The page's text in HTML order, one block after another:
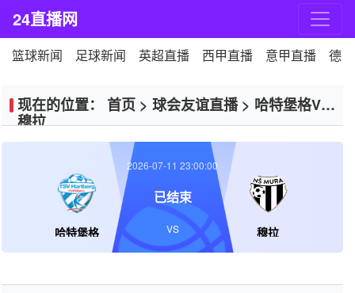
24直播网
篮球新闻 足球新闻 英超直播 西甲直播 意甲直播 德
现在的位置： 首页 > 球会友谊直播> 哈特堡格VS
穆拉
哈特堡格 穆拉
2026-07-11 23:00:00
已结束
VS